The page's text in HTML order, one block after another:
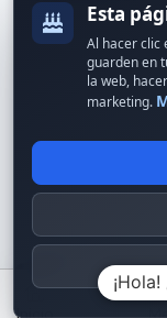
Recibe ofertas
© 2024 Erson
Inicio
Esta
Al hacer clic
guarden en
la web,
marketing.